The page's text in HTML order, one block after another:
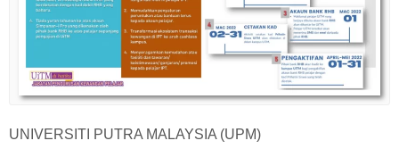
UNIVERSITI PUTRA MALAYSIA (UPM)